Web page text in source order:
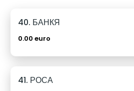
40. БАНКЯ
0.00 euro
41. РОСА